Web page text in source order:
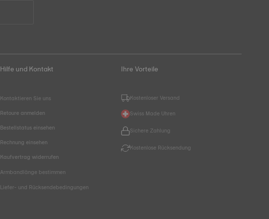
Hilfe und Kontakt
Kontaktieren Sie uns
Retoure anmelden
Bestellstatus einsehen
Rechnung einsehen
Kaufvertrag widerrufen
Armbandlänge bestimmen
Liefer- und Rücksendebedingungen
Ihre Vorteile
Kostenloser Versand
Swiss Made Uhren
Sichere Zahlung
Kostenlose Rücksendung